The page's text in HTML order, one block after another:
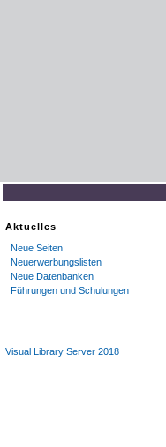
Aktuelles
Neue Seiten
Neuerwerbungslisten
Neue Datenbanken
Führungen und Schulungen
Visual Library Server 2018